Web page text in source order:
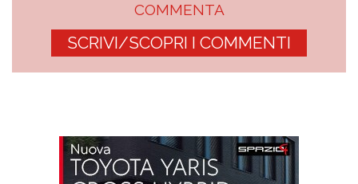
COMMENTA
SCRIVI/SCOPRI I COMMENTI